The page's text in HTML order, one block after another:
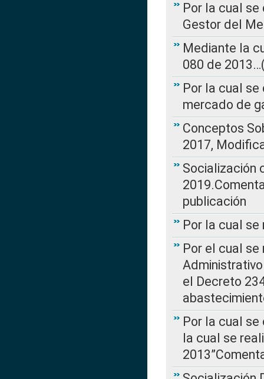
Por la cual
Gestor del
Mediante la
080 de
Por la cual
mercado de
Conceptos
2017,
Socialización
publicación
Por la cual se
Por el cual
el Decreto
Por la cual se
la cual se